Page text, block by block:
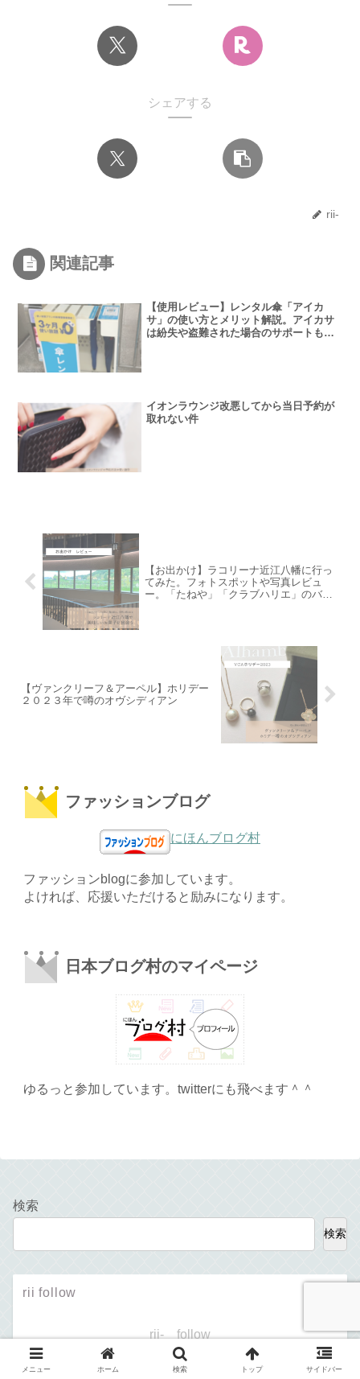
シェアする
rii-
関連記事
【使用レビュー】レンタル傘「アイカ
サ」の使い方とメリット解説。アイカサ
は紛失や盗難された場合のサポートも明
イオンラウンジ改悪してから当日予約が
取れない件
【お出かけ】ラコリーナ近江八幡に行っ
てみた。フォトスポットや写真レビュ
ー。「たねや」「クラブハリエ」のバー
【ヴァンクリーフ＆アーペル】ホリデー
２０２３年で噂のオヴシディアン
ファッションブログ
にほんブログ村
ファッションblogに参加しています。
よければ、応援いただけると励みになります。
日本ブログ村のマイページ
ゆるっと参加しています。twitterにも飛べます＾＾
検索
検索
rii follow
rii- follow
メニュー ホーム 検索 トップ サイドバー